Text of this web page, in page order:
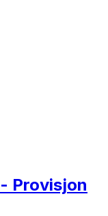
Provisjon